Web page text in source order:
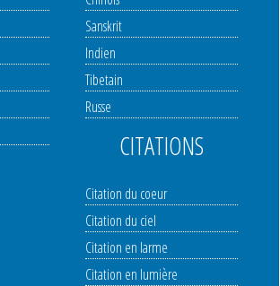
Sanskrit
Indien
Tibetain
Russe
CITATIONS
Citation du coeur
Citation du ciel
Citation en larme
Citation en lumière